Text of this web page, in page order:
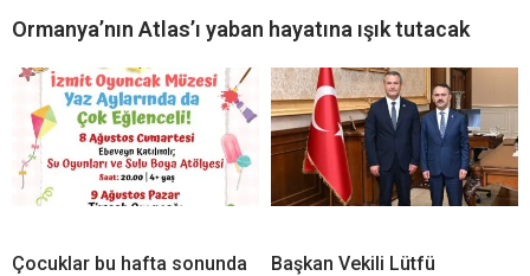
Ormanya’nın Atlas’ı yaban hayatına ışık tutacak
Çocuklar bu hafta sonunda
Başkan Vekili Lütfü